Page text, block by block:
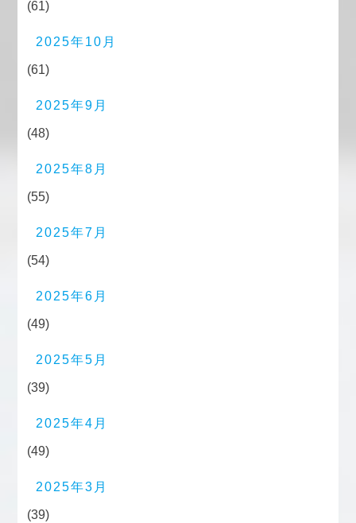
(61)
2025年10月
(61)
2025年9月
(48)
2025年8月
(55)
2025年7月
(54)
2025年6月
(49)
2025年5月
(39)
2025年4月
(49)
2025年3月
(39)